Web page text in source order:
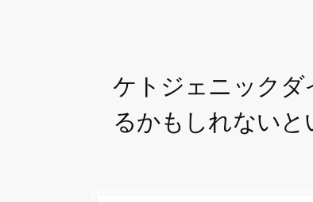
ケトジェニックダ
るかもしれないと